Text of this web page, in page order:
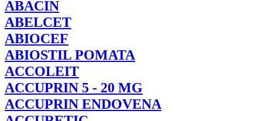
ABACIN
ABELCET
ABIOCEF
ABIOSTIL POMATA
ACCOLEIT
ACCUPRIN 5 - 20 MG
ACCUPRIN ENDOVENA